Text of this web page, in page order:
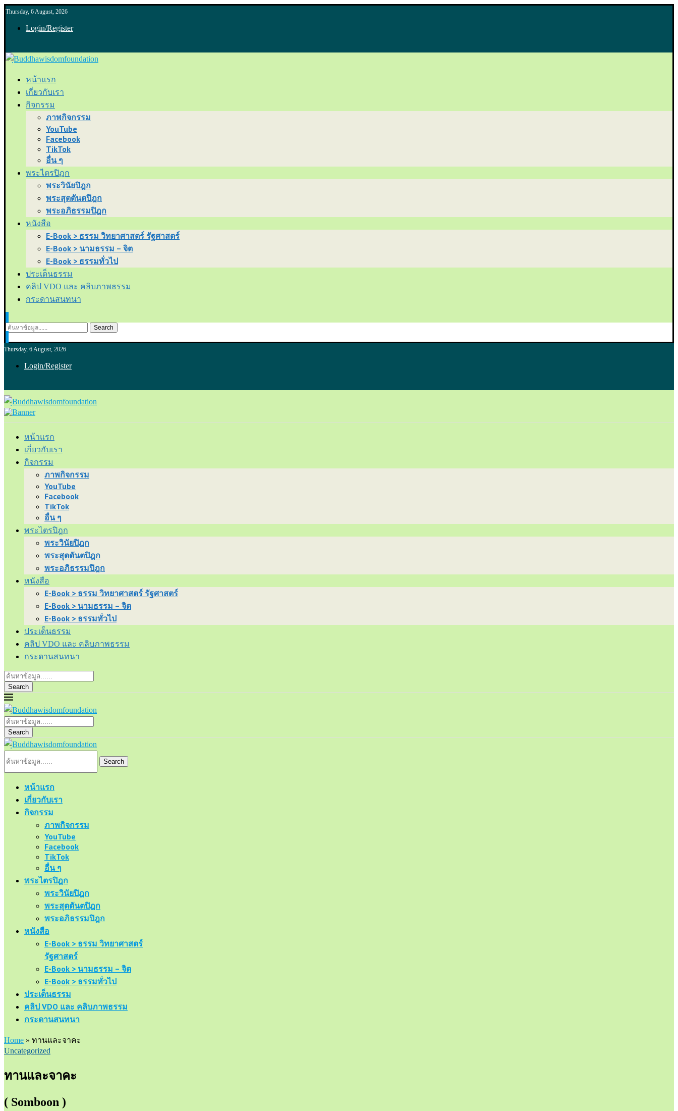
Thursday, 6 August, 2026
Login/Register
หน้าแรก
เกี่ยวกับเรา
กิจกรรม
ภาพกิจกรรม
YouTube
Facebook
TikTok
อื่น ๆ
พระไตรปิฎก
พระวินัยปิฎก
พระสุตตันตปิฎก
พระอภิธรรมปิฎก
หนังสือ
E-Book > ธรรม วิทยาศาสตร์ รัฐศาสตร์
E-Book > นามธรรม – จิต
E-Book > ธรรมทั่วไป
ประเด็นธรรม
คลิป VDO และ คลิบภาพธรรม
กระดานสนทนา
Search
Thursday, 6 August, 2026
Login/Register
หน้าแรก
เกี่ยวกับเรา
กิจกรรม
ภาพกิจกรรม
YouTube
Facebook
TikTok
อื่น ๆ
พระไตรปิฎก
พระวินัยปิฎก
พระสุตตันตปิฎก
พระอภิธรรมปิฎก
หนังสือ
E-Book > ธรรม วิทยาศาสตร์ รัฐศาสตร์
E-Book > นามธรรม – จิต
E-Book > ธรรมทั่วไป
ประเด็นธรรม
คลิป VDO และ คลิบภาพธรรม
กระดานสนทนา
Search
Search
Search
หน้าแรก
เกี่ยวกับเรา
กิจกรรม
ภาพกิจกรรม
YouTube
Facebook
TikTok
อื่น ๆ
พระไตรปิฎก
พระวินัยปิฎก
พระสุตตันตปิฎก
พระอภิธรรมปิฎก
หนังสือ
E-Book > ธรรม วิทยาศาสตร์
รัฐศาสตร์
E-Book > นามธรรม – จิต
E-Book > ธรรมทั่วไป
ประเด็นธรรม
คลิป VDO และ คลิบภาพธรรม
กระดานสนทนา
Home » ทานและจาคะ
Uncategorized
ทานและจาคะ
( Somboon )